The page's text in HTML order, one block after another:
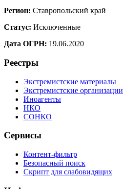
Регион: Ставропольский край
Статус: Исключенные
Дата ОГРН: 19.06.2020
Реестры
Экстремистские материалы
Экстремистские организации
Иноагенты
НКО
СОНКО
Сервисы
Контент-фильтр
Безопасный поиск
Скрипт для слабовидящих